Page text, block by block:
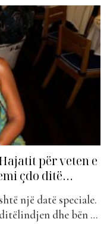
Ndiqini më poshtë
(+76
për veten e
çdo ditë…
një datë speciale.
dhe bën 35